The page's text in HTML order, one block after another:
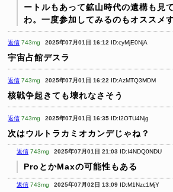
ートルもあって鉱山時代の遺構も見
わ。一度参加してみるのもオススメす
返信 743mg 2025年07月01日 16:12 ID:cyMjE0NjA
宇宙占館デスラ
返信 743mg 2025年07月01日 16:22 ID:AzMTQ3MDM
核戦争起きても壊れなさそう
返信 743mg 2025年07月01日 16:35 ID:I2OTU4Njg
次はウルトラカミオカンデじゃね？
返信 743mg 2025年07月01日 21:03 ID:I4NDQ0NDU
ProとかMaxの可能性もある
返信 743mg 2025年07月02日 13:09 ID:M1Nzc1MjY